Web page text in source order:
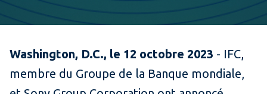
​Washington, D.C., le 12 octobre 2023 - IFC,
membre du Groupe de la Banque mondiale,